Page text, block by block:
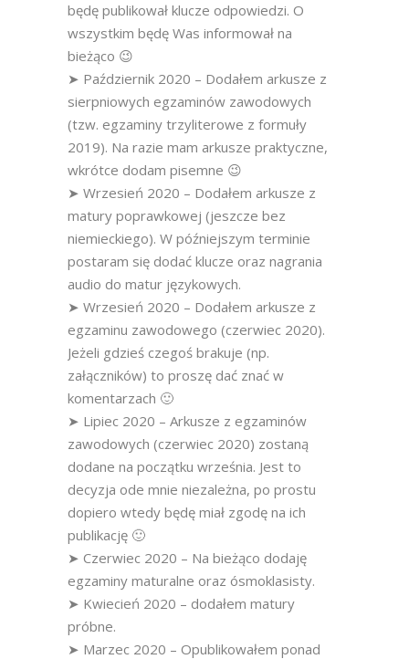
będę publikował klucze odpowiedzi. O
wszystkim będę Was informował na
bieżąco 😉
➤ Październik 2020 – Dodałem arkusze z
sierpniowych egzaminów zawodowych
(tzw. egzaminy trzyliterowe z formuły
2019). Na razie mam arkusze praktyczne,
wkrótce dodam pisemne 😉
➤ Wrzesień 2020 – Dodałem arkusze z
matury poprawkowej (jeszcze bez
niemieckiego). W późniejszym terminie
postaram się dodać klucze oraz nagrania
audio do matur językowych.
➤ Wrzesień 2020 – Dodałem arkusze z
egzaminu zawodowego (czerwiec 2020).
Jeżeli gdzieś czegoś brakuje (np.
załączników) to proszę dać znać w
komentarzach 🙂
➤ Lipiec 2020 – Arkusze z egzaminów
zawodowych (czerwiec 2020) zostaną
dodane na początku września. Jest to
decyzja ode mnie niezależna, po prostu
dopiero wtedy będę miał zgodę na ich
publikację 🙂
➤ Czerwiec 2020 – Na bieżąco dodaję
egzaminy maturalne oraz ósmoklasisty.
➤ Kwiecień 2020 – dodałem matury
próbne.
➤ Marzec 2020 – Opublikowałem ponad